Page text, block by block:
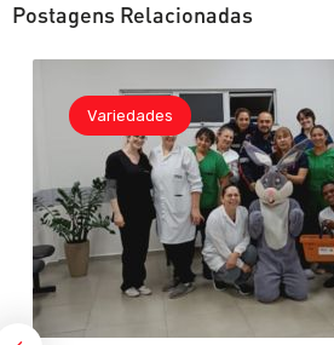
Postagens Relacionadas
Variedades